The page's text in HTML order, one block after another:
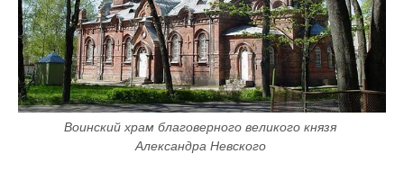
Воинский храм благоверного великого князя
Александра Невского